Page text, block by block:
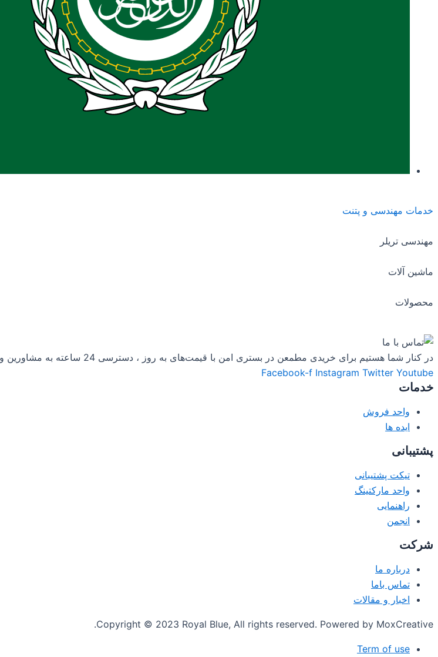
خدمات مهندسی و پتنت
مهندسی تریلر
ماشین آلات
محصولات
در کنار شما هستیم برای خریدی مطمعن در بستری امن با قیمت‌های به روز ، دسترسی 24 ساعته به مشاورین و دریافت مشاوره تخصصی ، محتوای باکیفیت از محصولات ، مشخصات فنی دقیق
Facebook-f Instagram Twitter Youtube
خدمات
واحد فروش
ایده ها
پشتیبانی
تیکت پشتیبانی
واحد مارکتینگ
راهنمایی
انجمن
شرکت
درباره ما
تماس باما
اخبار و مقالات
Copyright © 2023 Royal Blue, All rights reserved. Powered by MoxCreative.
Term of use